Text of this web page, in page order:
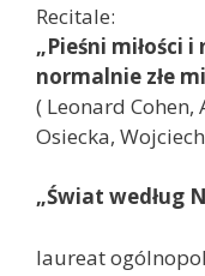
Recitale:
„Pieśni miłości
normalnie złe
( Leonard Cohen,
Osiecka,
„Świat według
laureat